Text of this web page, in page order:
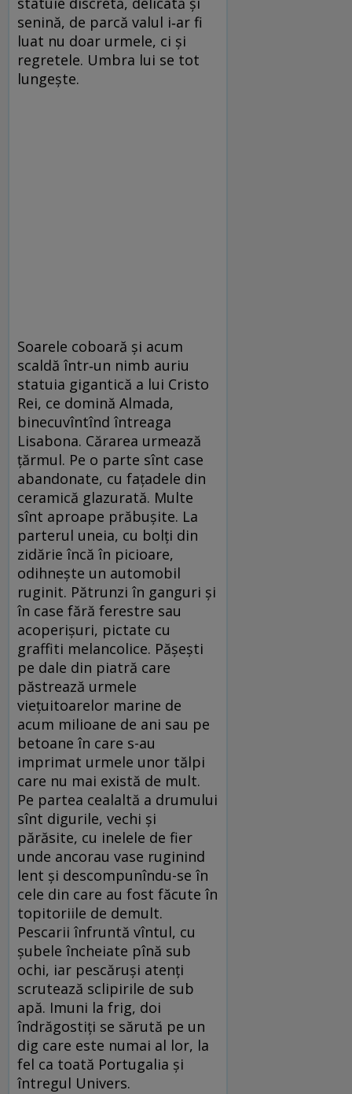
senină, de parcă valul i‑ar fi
luat nu doar urmele, ci și
regretele. Umbra lui se tot
lungește.
Soarele coboară și acum
scaldă într‑un nimb auriu
statuia gigantică a lui Cristo
Rei, ce domină Almada,
binecuvîntînd întreaga
Lisabona. Cărarea urmează
țărmul. Pe o parte sînt case
abandonate, cu fațadele din
ceramică glazurată. Multe
sînt aproape prăbușite. La
parterul uneia, cu bolți din
zidărie încă în picioare,
odihnește un automobil
ruginit. Pătrunzi în ganguri și
în case fără ferestre sau
acoperișuri, pictate cu
graffiti melancolice. Pășești
pe dale din piatră care
păstrează urmele
viețuitoarelor marine de
acum milioane de ani sau pe
betoane în care s-au
imprimat urmele unor tălpi
care nu mai există de mult.
Pe partea cealaltă a drumului
sînt digurile, vechi și
părăsite, cu inelele de fier
unde ancorau vase ruginind
lent și descompunîndu-se în
cele din care au fost făcute în
topitoriile de demult.
Pescarii înfruntă vîntul, cu
șubele încheiate pînă sub
ochi, iar pescăruși atenți
scrutează sclipirile de sub
apă. Imuni la frig, doi
îndrăgostiți se sărută pe un
dig care este numai al lor, la
fel ca toată Portugalia și
întregul Univers.